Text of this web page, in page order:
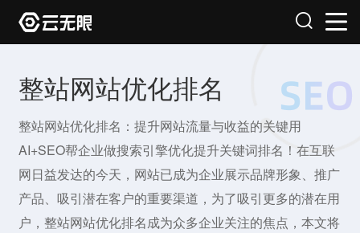
整站网站优化排名
整站网站优化排名：提升网站流量与收益的关键用
AI+SEO帮企业做搜索引擎优化提升关键词排名！在互联
网日益发达的今天，网站已成为企业展示品牌形象、推广
产品、吸引潜在客户的重要渠道，为了吸引更多的潜在用
户，整站网站优化排名成为众多企业关注的焦点，本文将